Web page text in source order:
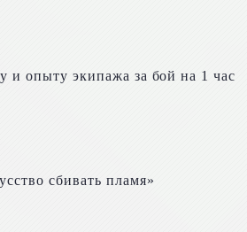
и опыту экипажа за бой на 1 час
сбивать пламя»